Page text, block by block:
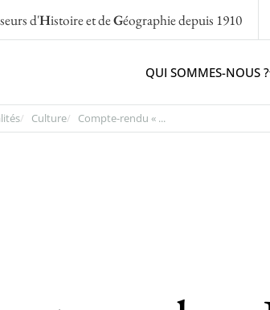
d'Histoire et deGéographiedepuis 1910
QUI SOMMES-NOUS ?
Culture Compte-rendu « ...